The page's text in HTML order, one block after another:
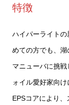
特徴
ハイパーライト
めての方でも、
マニューバに挑
ォイル愛好家向
EPSコアにより